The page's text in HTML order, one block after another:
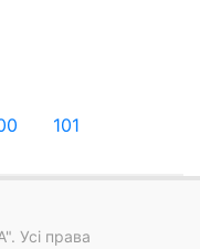
101
Усі права